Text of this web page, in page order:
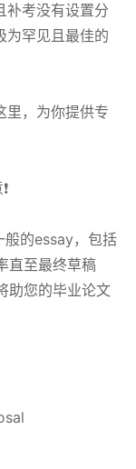
补考没有设置分
为罕见且最佳的
里，为你提供专
的essay，包括
直至最终草稿
助您的毕业论文